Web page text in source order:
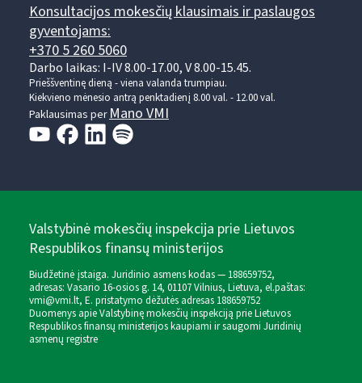
Konsultacijos mokesčių klausimais ir paslaugos
gyventojams:
+370 5 260 5060
Darbo laikas: I-IV 8.00-17.00, V 8.00-15.45.
Prieššventinę dieną - viena valanda trumpiau.
Kiekvieno mėnesio antrą penktadienį 8.00 val. - 12.00 val.
Paklausimas per Mano VMI
Valstybinė mokesčių inspekcija prie Lietuvos
Respublikos finansų ministerijos
Biudžetinė įstaiga. Juridinio asmens kodas — 188659752,
adresas: Vasario 16-osios g. 14, 01107 Vilnius, Lietuva, el.paštas:
vmi@vmi.lt, E. pristatymo dėžutės adresas 188659752
Duomenys apie Valstybinę mokesčių inspekciją prie Lietuvos
Respublikos finansų ministerijos kaupiami ir saugomi Juridinių
asmenų registre